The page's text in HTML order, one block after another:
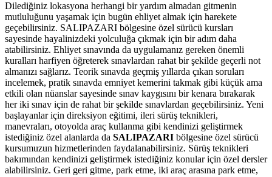
Dilediğiniz lokasyona herhangi bir yardım almadan gitmenin
mutluluğunu yaşamak için bugün ehliyet almak için harekete
geçebilirsiniz. SALIPAZARI bölgesine özel sürücü kursları
sayesinde hayalinizdeki yolculuğa çıkmak için bir adım daha
atabilirsiniz. Ehliyet sınavında da uygulamanız gereken önemli
kuralları harfiyen öğreterek sınavlardan rahat bir şekilde geçerli not
almanızı sağlarız. Teorik sınavda geçmiş yıllarda çıkan soruları
incelemek, pratik sınavda emniyet kemerini takmak gibi küçük ama
etkili olan nüanslar sayesinde sınav kaygısını bir kenara bırakarak
her iki sınav için de rahat bir şekilde sınavlardan geçebilirsiniz. Yeni
başlayanlar için direksiyon eğitimi, ileri sürüş teknikleri,
manevraları, otoyolda araç kullanma gibi kendinizi geliştirmek
istediğiniz özel alanlarda da SALIPAZARI bölgesine özel sürücü
kursumuzun hizmetlerinden faydalanabilirsiniz. Sürüş teknikleri
bakımından kendinizi geliştirmek istediğiniz konular için özel dersler
alabilirsiniz. Geri geri gitme, park etme, iki araç arasına park etme,